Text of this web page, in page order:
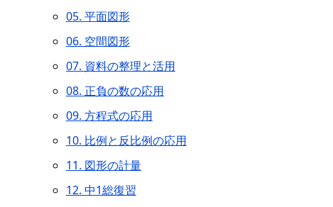
05. 平面図形
06. 空間図形
07. 資料の整理と活用
08. 正負の数の応用
09. 方程式の応用
10. 比例と反比例の応用
11. 図形の計量
12. 中1総復習